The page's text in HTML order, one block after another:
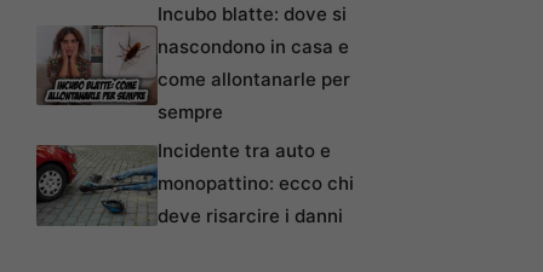
Incubo blatte: dove si
nascondono in casa e
come allontanarle per
sempre
Incidente tra auto e
monopattino: ecco chi
deve risarcire i danni